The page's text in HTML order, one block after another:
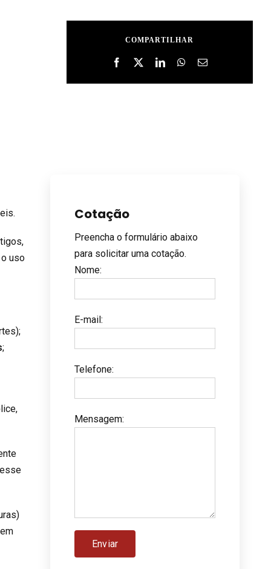
COMPARTILHAR
uso
;
Cotação
Preencha o formulário abaixo
para solicitar uma cotação.
Nome:
E-mail:
Telefone:
Mensagem: